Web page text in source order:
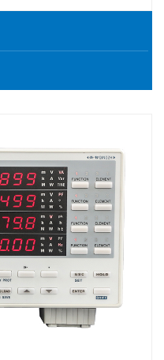
电压、电流和功率变化的同
并显示机械功率和总效率。